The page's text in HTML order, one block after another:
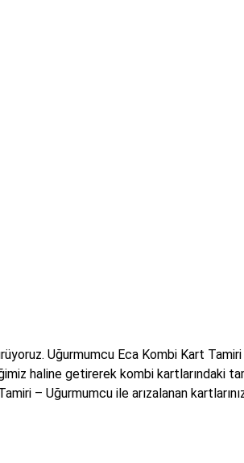
Uğurmumcu Eca Kombi Kart Tamiri
haline getirerek kombi kartlarındaki
– Uğurmumcu ile arızalanan